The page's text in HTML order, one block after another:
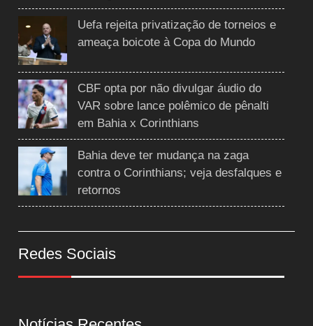
Uefa rejeita privatização de torneios e
ameaça boicote à Copa do Mundo
CBF opta por não divulgar áudio do
VAR sobre lance polêmico de pênalti
em Bahia x Corinthians
Bahia deve ter mudança na zaga
contra o Corinthians; veja desfalques e
retornos
Redes Sociais